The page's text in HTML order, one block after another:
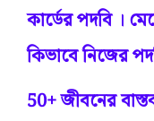
কার্ডের পদবি ।
কিভাবে নিজের
50+ জীবনের